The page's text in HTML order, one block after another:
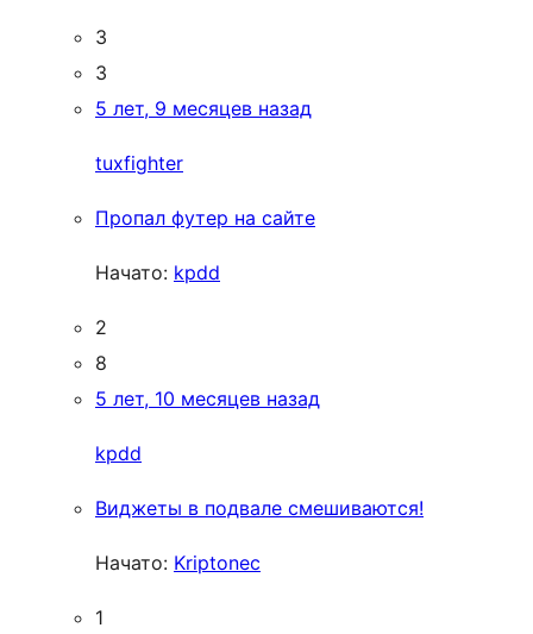
3
3
5 лет, 9 месяцев назад
tuxfighter
Пропал футер на сайте
Начато: kpdd
2
8
5 лет, 10 месяцев назад
kpdd
Виджеты в подвале смешиваются!
Начато: Kriptonec
1